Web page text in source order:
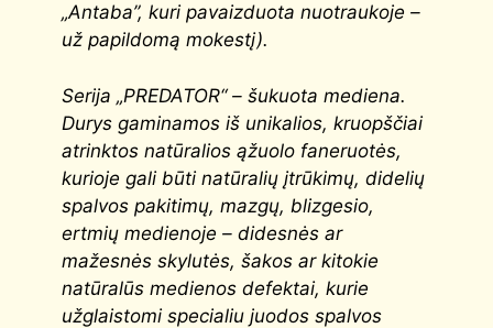
„Antaba”, kuri pavaizduota nuotraukoje –
už papildomą mokestį).
Serija „PREDATOR“ – šukuota mediena.
Durys gaminamos iš unikalios, kruopščiai
atrinktos natūralios ąžuolo faneruotės,
kurioje gali būti natūralių įtrūkimų, didelių
spalvos pakitimų, mazgų, blizgesio,
ertmių medienoje – didesnės ar
mažesnės skylutės, šakos ar kitokie
natūralūs medienos defektai, kurie
užglaistomi specialiu juodos spalvos